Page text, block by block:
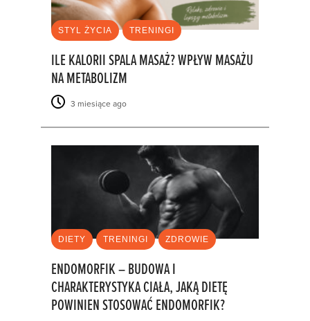
STYL ŻYCIA TRENINGI
ILE KALORII SPALA MASAŻ? WPŁYW MASAŻU
NA METABOLIZM
3 miesiące ago
DIETY TRENINGI ZDROWIE
ENDOMORFIK – BUDOWA I
CHARAKTERYSTYKA CIAŁA, JAKĄ DIETĘ
POWINIEN STOSOWAĆ ENDOMORFIK?